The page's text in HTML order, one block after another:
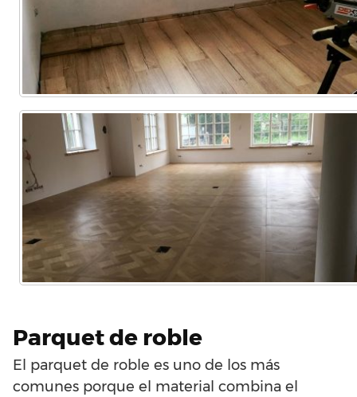
Parquet de roble
El parquet de roble es uno de los más
comunes porque el material combina el